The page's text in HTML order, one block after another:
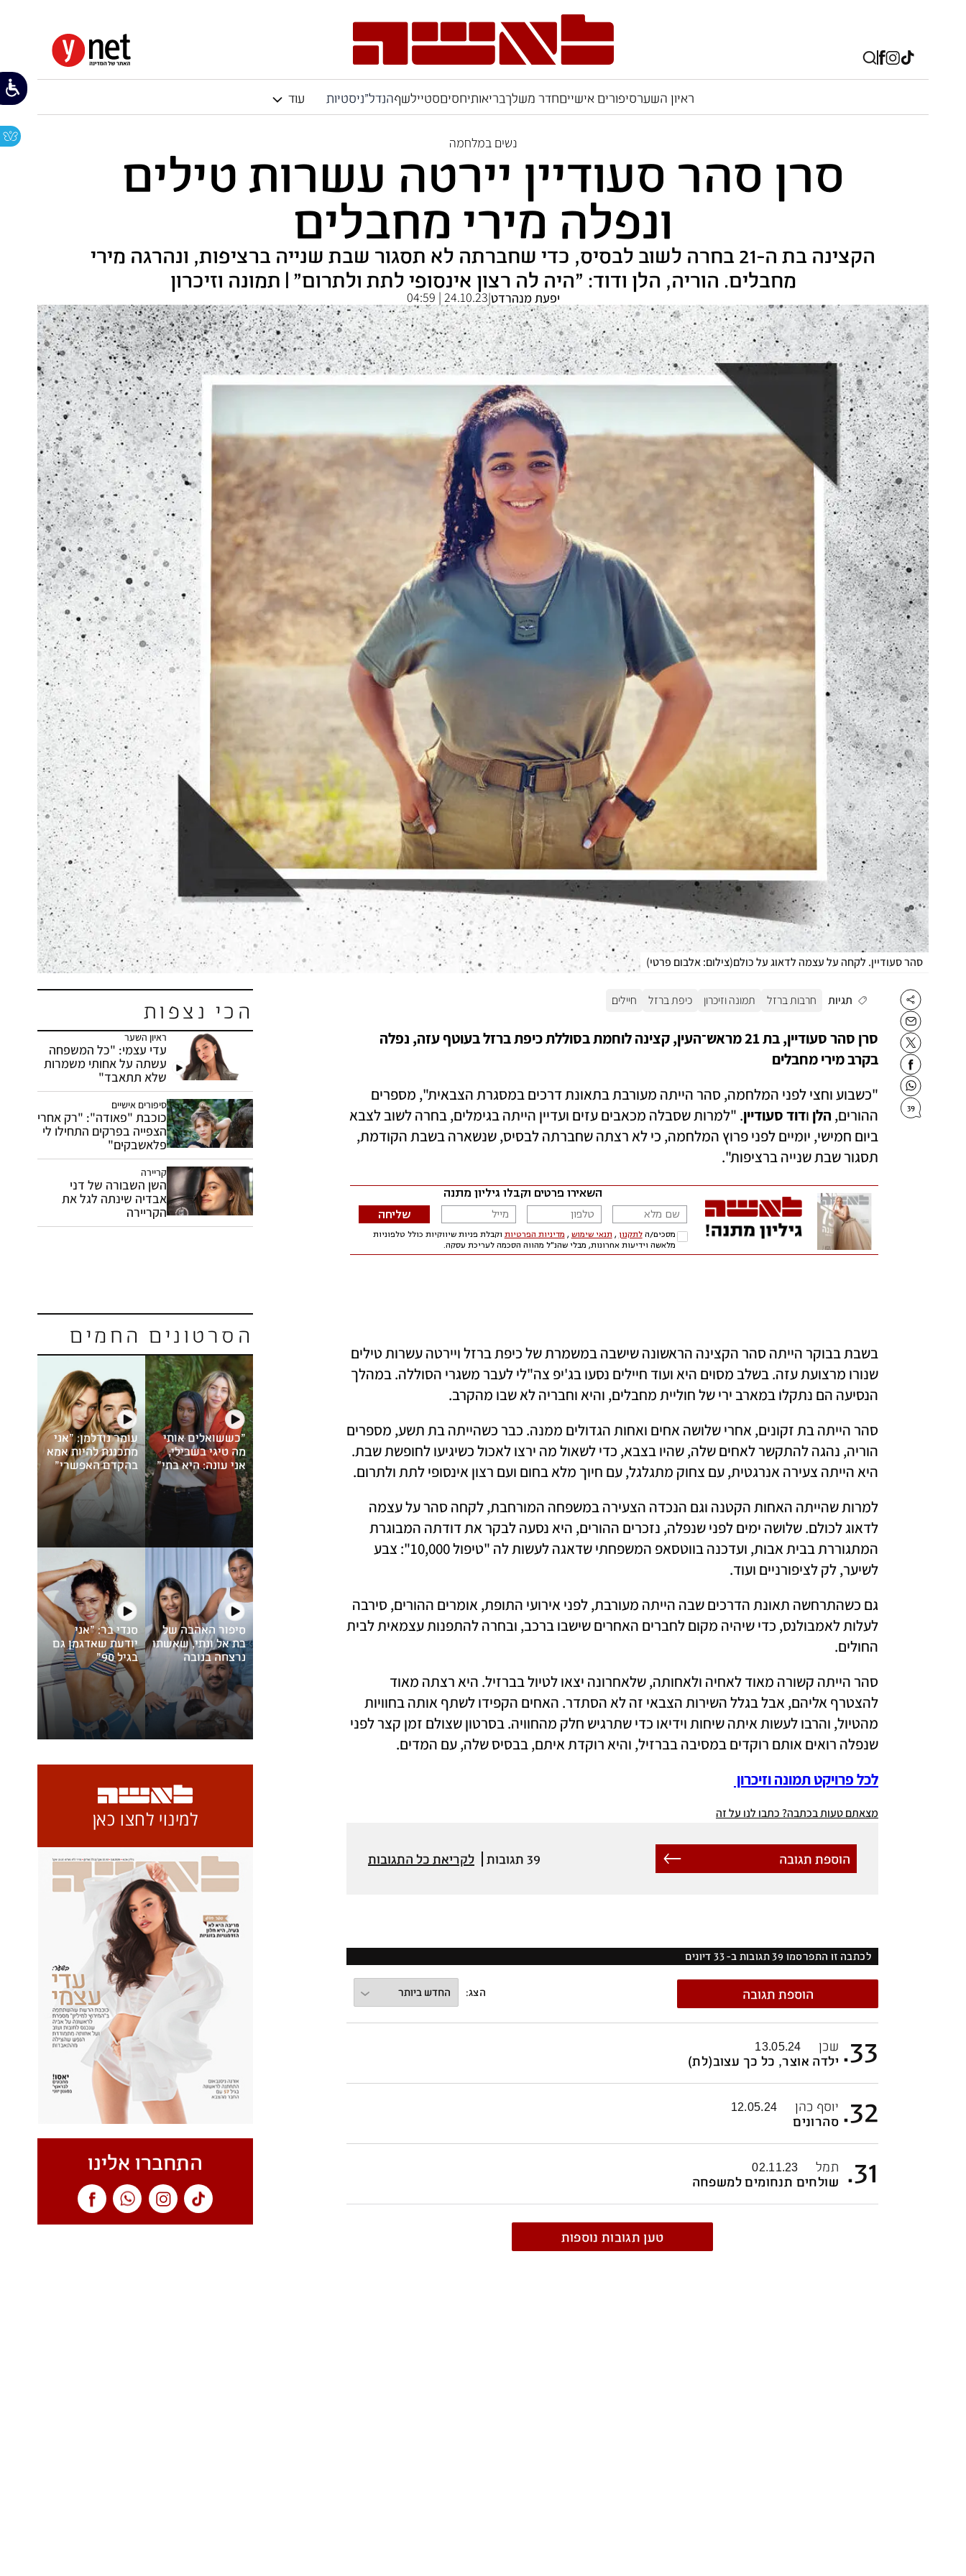
ראיון השערסיפורים אישייםחדר משלךבריאותיחסיםסטיילשףהנדל"ניסטיות עוד
סהר סעודיין. לקחה על עצמה לדאוג על כולם(צילום: אלבום פרטי)
נשים במלחמה
סרן סהר סעודיין יירטה עשרות טילים
ונפלה מירי מחבלים
הקצינה בת ה-21 בחרה לשוב לבסיס, כדי שחברתה לא תסגור שבת שנייה ברציפות, ונהרגה מירי
מחבלים. הוריה, הלן ודוד: "היה לה רצון אינסופי לתת ולתרום" | תמונה וזיכרון
יפעת מנהרדט|
24.10.23 | 04:59
הכי נצפות
ראיון השער
עדי עצמי: "כל המשפחה
עשתה על אחותי משמרות
שלא תתאבד"
סיפורים אישיים
כוכבת "פאודה": "רק אחרי
הצפייה בפרקים התחילו לי
פלאשבקים"
קריירה
השן השבורה של דני
אבדיה שינתה לגל את
הקריירה
39
הסרטונים החמים
"כששואלים אותי
מה טיגי בשבילי,
אני עונה: היא בתי"
עומר נודלמן: "אני
מתכננת להיות אמא
בהקדם האפשרי"
סיפור האהבה של
בת אל ונתי, שאשתו
נרצחה בנובה
סנדי בר: "אני
יודעת שאדגמן גם
בגיל 90"
תגיות חרבות ברזל תמונה וזיכרון כיפת ברזל חיילים
בקרב מירי מחבלים
ההורים, הלן ודוד סעודיין
תסגור שבת שנייה ברציפות".
הנסיעה הם נתקלו במארב ירי של חוליית מחבלים, והיא וחבריה לא שבו מהקרב.
היא הייתה צעירה אנרגטית, עם צחוק מתגלגל, עם חיוך מלא בחום ועם רצון אינסופי לתת ולתרום.
לשיער, לק לציפורניים ועוד.
החולים.
שנפלה רואים אותם רוקדים במסיבה בברזיל, והיא רוקדת איתם, בבסיס שלה, עם המדים.
לכל פרויקט תמונה וזיכרון
מצאתם טעות בכתבה? כתבו לנו על זה
לקריאת כל התגובות 39 תגובות הוספת תגובה
לכתבה זו התפרסמו 39תגובות ב-33 דיונים
הצג: הוספת תגובה
33
. שכן 13.05.24
ילדה אוצר, כל כך עצוב(לת)
32
. יוסף כהן 12.05.24
סהרונים
31
. תמל 02.11.23
שולחים תנחומים למשפחה
טען תגובות נוספות